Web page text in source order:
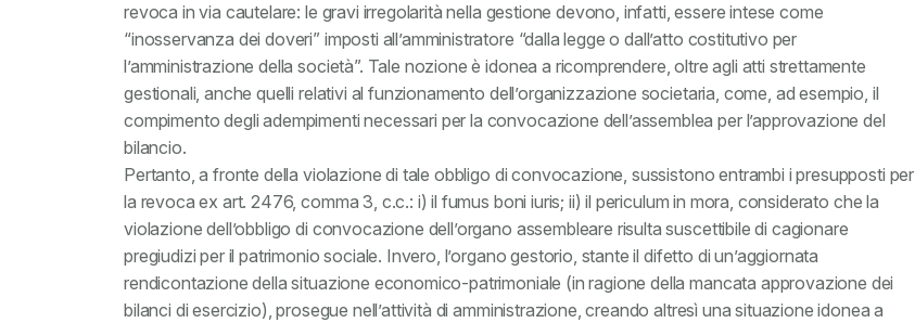
revoca in via cautelare: le gravi irregolarità nella gestionedevono, infatti, essere intese come
“inosservanza dei doveri” imposti all’amministratore “dalla legge o dall’atto costitutivo per
l’amministrazione della società”. Tale nozione è idonea a ricomprendere, oltre agli atti strettamente
gestionali, anche quelli relativi al funzionamento dell’organizzazione societaria, come, ad esempio, il
compimento degli adempimenti necessari per la convocazione dell’assemblea per l’approvazione del
bilancio.
Pertanto, a fronte della violazione di tale obbligo di convocazione, sussistono entrambi i presupposti per
la revoca ex art. 2476, comma 3, c.c.: i) il fumus boni iuris; ii) il periculum in mora, considerato che la
violazione dell’obbligo di convocazione dell’organo assembleare risulta suscettibile di cagionare
pregiudizi per il patrimonio sociale. Invero, l’organo gestorio, stante il difetto di un’aggiornata
rendicontazione della situazione economico-patrimoniale (in ragione della mancata approvazione dei
bilanci di esercizio), prosegue nell’attività di amministrazione, creando altresì una situazione idonea a